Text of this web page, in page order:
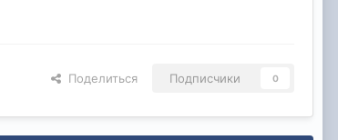
Поделиться Подписчики 0